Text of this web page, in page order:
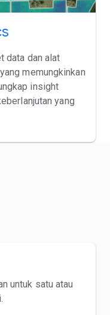
data dan alat
memungkinkan
insight
yang
untuk satu atau